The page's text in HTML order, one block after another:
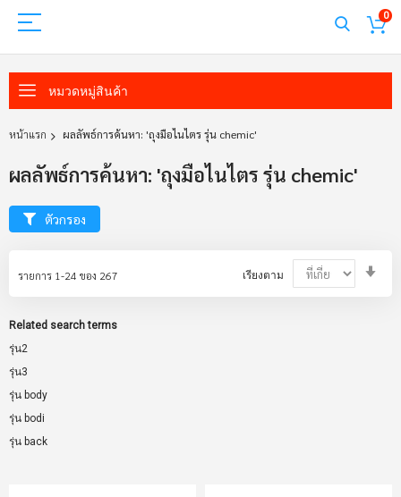
0
หมวดหมู่สินค้า
หน้าแรก ผลลัพธ์การค้นหา: 'ถุงมือไนไตร รุ่น chemic'
ผลลัพธ์การค้นหา: 'ถุงมือไนไตร รุ่น chemic'
รายการ 1-24 ของ 267 เรียงตาม
Related search terms
รุ่น2
รุ่น3
รุ่น body
รุ่น bodi
รุ่น back
ตัวกรอง